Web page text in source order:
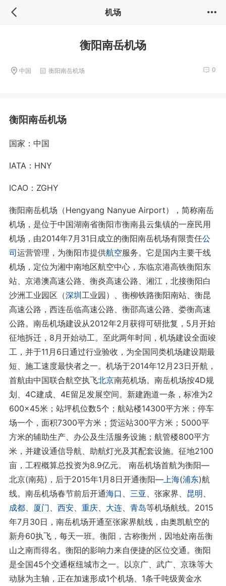
机场
衡阳南岳机场
中国 衡阳南岳机场 0
衡阳南岳机场
国家：中国
IATA：HNY
ICAO：ZGHY
衡阳南岳机场（Hengyang Nanyue Airport），简称南岳
机场，是位于中国湖南省衡阳市衡南县云集镇的一座民用
机场，由2014年7月31日成立的衡阳南岳机场有限责任公
司运营管理，为衡阳市提供航空服务。它是国内主要干线
机场，定位为湘中南地区航空中心，东临京港高铁衡阳东
站、京港澳高速公路、衡炎高速公路、湘江，北接衡阳白
沙洲工业园区（深圳 工业园）、衡柳铁路衡阳南站、衡昆
高速公路，西连岳临高速公路、衡邵高速公路、娄衡高速
公路。南岳机场建设从2012年2月获得可研批复，5月开始
征地拆迁，8月开始动工。至此两年时间，机场建设全面竣
工，并于11月6日通过行业验收，为全国同类机场建设期最
短、施工速度最快者之一。机场于2014年12月23日开航，
首航由中国联合航空执飞北京南苑机场。南岳机场按4D规
划、4C建成、4E留足发展空间。新建跑道一条，标准为2
600×45米；站坪机位数5个；航站楼14300平方米；停车
场一个，面积7300平方米；货运站300平方米；5000平
方米的辅助生产、办公及生活服务设施；航管楼800平方
米，并建设通信导航、助航灯光及其配套设施。征地2100
亩，工程概算总投资为8.9亿元。 南岳机场首航为衡阳—
北京(南苑)，后于2015年1月8日开通衡阳—上海(浦东)航
线。南岳机场春节前后开通海口 、 三亚 、张家界、 昆明、
成都、 厦门、 西安、 重庆、 大连、 青岛等机场航线。2015
年7月30日，南岳机场开通至张家界航线，由奥凯航空的
新舟60执飞，每天一班。衡阳，古称衡州，因地处南岳衡
山之南而得名。衡阳的影响力来自便捷的区位交通。衡阳
是全国45个交通枢纽城市之一。以京广、武广、京珠等大
动脉为主轴，正在加速形成1个机场、1条千吨级黄金水